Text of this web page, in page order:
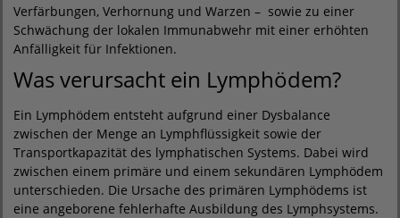
Verfärbungen, Verhornung und Warzen – sowie zu einer
Schwächung der lokalen Immunabwehr mit einer erhöhten
Anfälligkeit für Infektionen.
Was verursacht ein Lymphödem?
Ein Lymphödem entsteht aufgrund einer Dysbalance
zwischen der Menge an Lymphflüssigkeit sowie der
Transportkapazität des lymphatischen Systems. Dabei wird
zwischen einem primäre und einem sekundären Lymphödem
unterschieden. Die Ursache des primären Lymphödems ist
eine angeborene fehlerhafte Ausbildung des Lymphsystems.